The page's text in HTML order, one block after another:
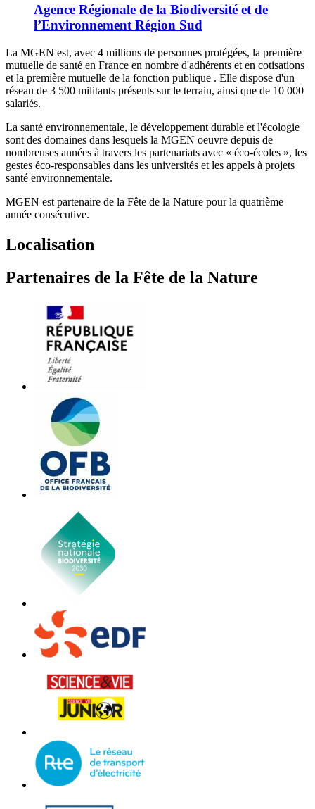
Agence Régionale de la Biodiversité et de
l’Environnement Région Sud
La MGEN est, avec 4 millions de personnes protégées, la première
mutuelle de santé en France en nombre d'adhérents et en cotisations
et la première mutuelle de la fonction publique . Elle dispose d'un
réseau de 3 500 militants présents sur le terrain, ainsi que de 10 000
salariés.
La santé environnementale, le développement durable et l'écologie
sont des domaines dans lesquels la MGEN oeuvre depuis de
nombreuses années à travers les partenariats avec « éco-écoles », les
gestes éco-responsables dans les universités et les appels à projets
santé environnementale.
MGEN est partenaire de la Fête de la Nature pour la quatrième
année consécutive.
Localisation
Partenaires de la Fête de la Nature